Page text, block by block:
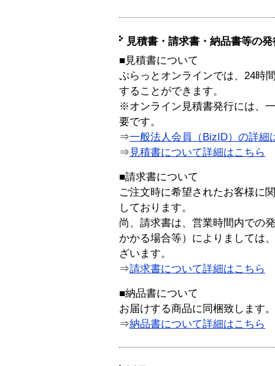
見積書・請求書・納品書等の
■見積書について
ぷらっとオンラインでは、24時
することができます。
※オンライン見積書発行には、
要です。
⇒一般法人会員（BizID）の詳細
⇒ 見積書について詳細はこちら
■請求書について
ご注文時に希望されたお客様に
しております。
尚、請求書は、営業時間内での
かかる場合等）によりましては
ざいます。
⇒請求書について詳細はこちら
■納品書について
お届けする商品に同梱致します。
⇒納品書について詳細はこちら